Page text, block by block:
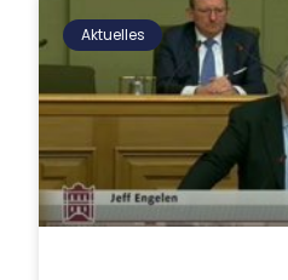
Aktuelles